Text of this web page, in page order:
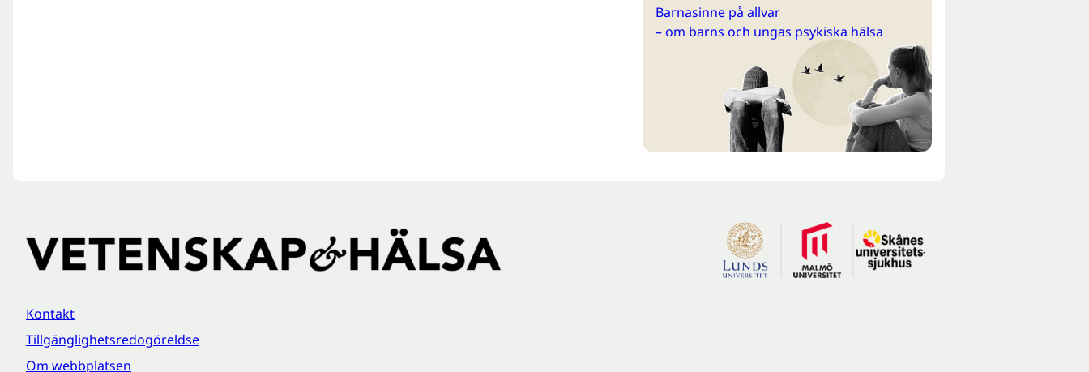
Barnasinne på allvar
– om barns och ungas psykiska hälsa
Kontakt
Tillgänglighetsredogöreldse
Om webbplatsen